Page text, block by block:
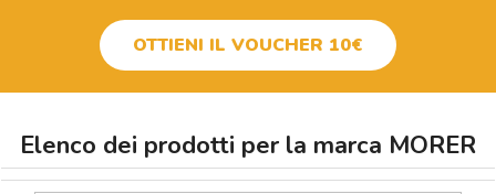
OTTIENI IL VOUCHER 10€
Elenco dei prodotti per la marca MORER